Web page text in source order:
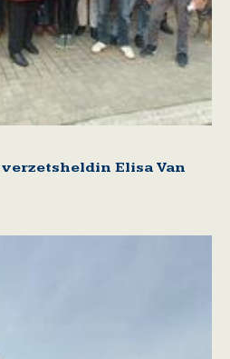
Elisa Van